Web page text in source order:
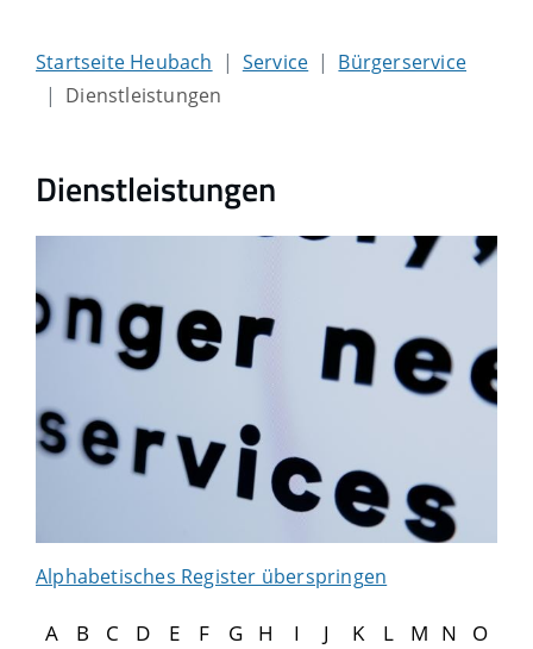
Startseite Heubach Service
Bürgerservice
Dienstleistungen
Dienstleistungen
Alphabetisches Register überspringen
A B C D E F G H I J K L M N
O